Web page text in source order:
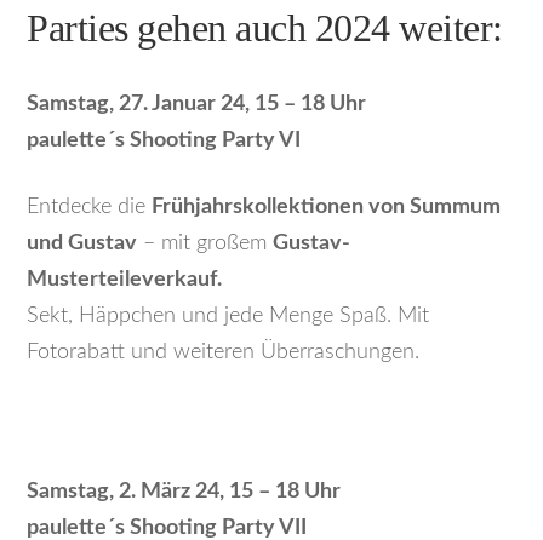
Parties gehen auch 2024 weiter:
Samstag, 27. Januar 24, 15 – 18 Uhr
paulette´s Shooting Party VI
Entdecke die Frühjahrskollektionen von Summum
und Gustav – mit großemGustav-
Musterteileverkauf.
Sekt, Häppchen und jede Menge Spaß. Mit
Fotorabatt und weiteren Überraschungen.
Samstag, 2. März 24, 15 – 18 Uhr
paulette´s Shooting Party VII